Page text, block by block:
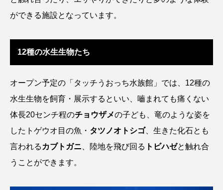
カレイ カワウソ
カワバタモロコ カワムツ ガラ・ルファ
キビナゴ キュウリエソ キンメダイ
ギギ ギンザケ ギンザメ クエ
クサガメ クジラ クニマス クマノミ
クモギンポ
ができる施設となっています。
12種の水生生物たち
オープン予定の「タッチうおっち水族館」では、12種の
水生生物を飼育・展示するといい、嚙まれても痛くない
体長20センチ程のチョウザメの子ども、竜のような姿を
したトゲウオ目の魚・ タツノオトシゴ、生きた化石とも
言われる カブトガニ 、陸地を飛び回る トビハゼと触れ合
うことができます。